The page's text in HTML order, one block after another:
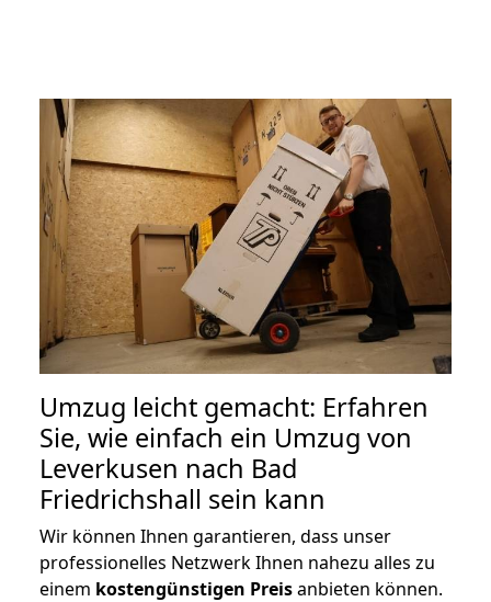
Umzug leicht gemacht: Erfahren
Sie, wie einfach ein Umzug von
Leverkusen nach Bad
Friedrichshall sein kann
Wir können Ihnen garantieren, dass unser
professionelles Netzwerk Ihnen nahezu alles zu
einem kostengünstigen Preisanbieten können.